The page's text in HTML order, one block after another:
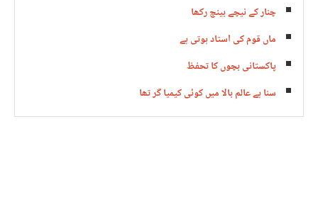
چنار کے نیچے بینچ رکھا
ماں قوم کی استاد ہوتی ہے
پاکستانی بچوں کا تحفظ
سنا ہے عالم بالا میں کوئی کیمیا گر تھا